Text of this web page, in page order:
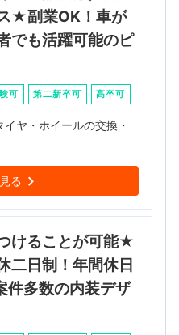
★副業OK！車が
でも活躍可能のピ
可 第二新卒可 高卒可
ヤ・ホイールの交換・
る
けることが可能★
二日制！年間休日
多数の内装デザ